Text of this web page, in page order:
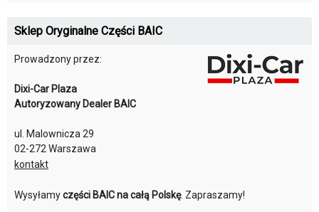
Sklep Oryginalne Części BAIC
Prowadzony przez:
Dixi-Car Plaza
Autoryzowany Dealer BAIC
ul. Malownicza 29
02-272 Warszawa
kontakt
Wysyłamyczęści BAIC na całą Polskę. Zapraszamy!